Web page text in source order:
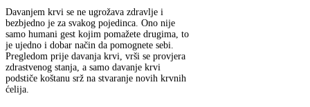
Davanjem krvi se ne ugrožava zdravlje i
bezbjedno je za svakog pojedinca. Ono nije
samo humani gest kojim pomažete drugima, to
je ujedno i dobar način da pomognete sebi.
Pregledom prije davanja krvi, vrši se provjera
zdrastvenog stanja, a samo davanje krvi
podstiče koštanu srž na stvaranje novih krvnih
ćelija.